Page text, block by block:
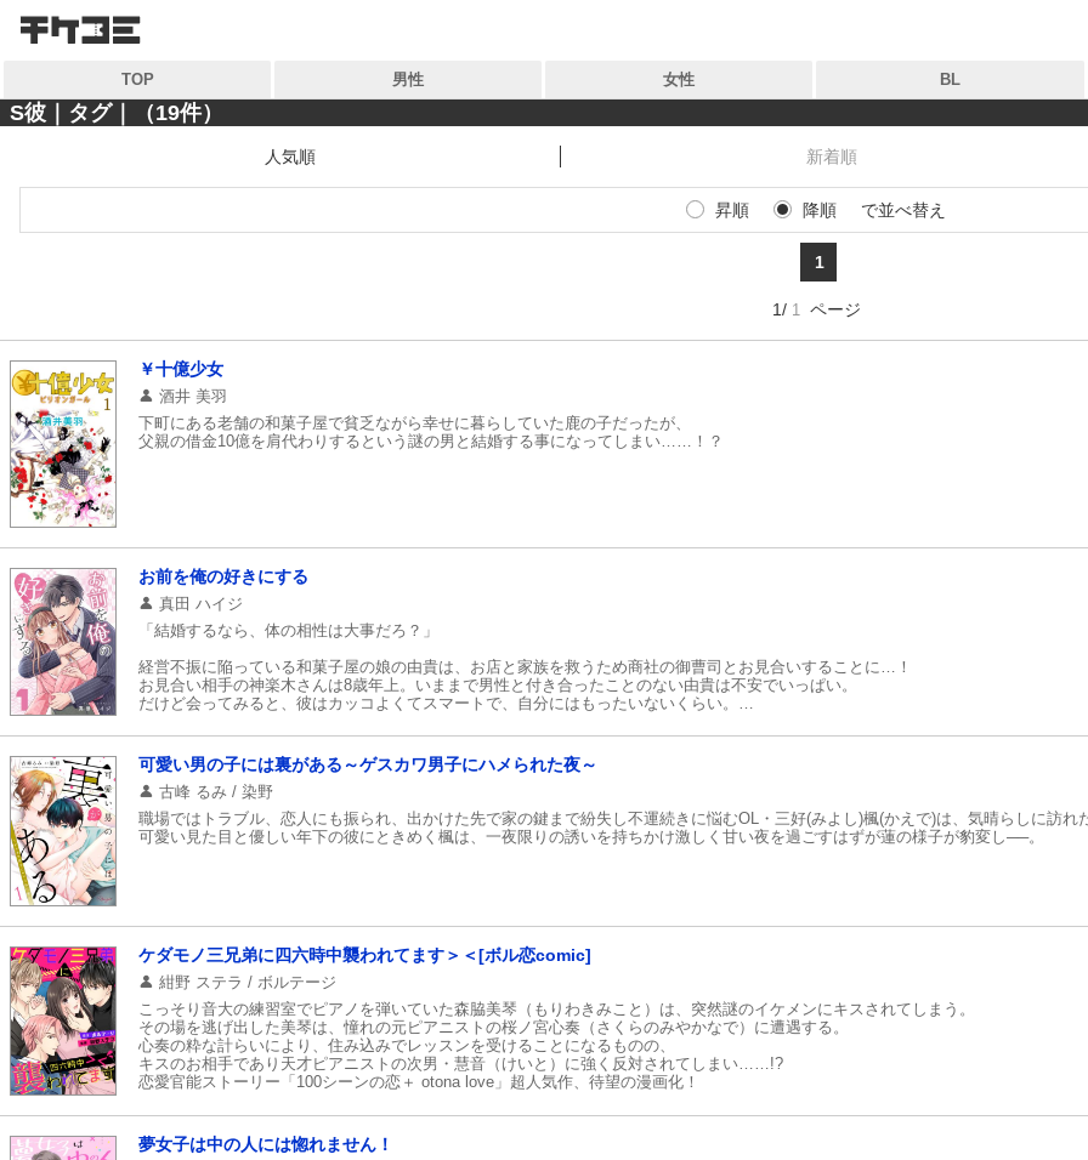
検索
キーワードから探す
ジャンル タグ
コンテンツから探す
ランキング
おすすめ
特集
マイ本棚から探す
最近読んだ作品
TOP 男性 女性 BL
検索
キーワードから探す
ジャンル タグ
マイ本棚から探す
最近読んだ作品
S彼｜タグ｜（19件）
人気順 新着順
昇順 降順 で並べ替え
1
1/ 1 ページ
￥十億少女
酒井 美羽
下町にある老舗の和菓子屋で貧乏ながら幸せに暮らしていた鹿の子だったが、
父親の借金10億を肩代わりするという謎の男と結婚する事になってしまい……！？
お前を俺の好きにする
真田 ハイジ
「結婚するなら、体の相性は大事だろ？」
経営不振に陥っている和菓子屋の娘の由貴は、お店と家族を救うため商社の御曹司とお見合いすることに…！
お見合い相手の神楽木さんは8歳年上。いままで男性と付き合ったことのない由貴は不安でいっぱい。
だけど会ってみると、彼はカッコよくてスマートで、自分にはもったいないくらい。
一方、神楽木さんはお店が経営不振なことを知っていて…！？
ホテルの客室に連れられた由貴は、神楽木さんにキスをされ……
「いっ いきなりなにするんですか！？」
「玉の輿狙ってんだろ？ 気に入られる努力してみたら？」
『S系御曹司』×『頑張り屋なピュア女子』のラブストーリー♪
可愛い男の子には裏がある～ゲスカワ男子にハメられた夜～
古峰 るみ / 染野
職場ではトラブル、恋人にも振られ、出かけた先で家の鍵まで紛失し不運続きに悩むOL・三好(みよし)楓(かえで)は、気晴らしに訪れ
可愛い見た目と優しい年下の彼にときめく楓は、一夜限りの誘いを持ちかけ激しく甘い夜を過ごすはずが蓮の様子が豹変し──。
ケダモノ三兄弟に四六時中襲われてます＞＜[ボル恋comic]
紺野 ステラ / ボルテージ
こっそり音大の練習室でピアノを弾いていた森脇美琴（もりわきみこと）は、突然謎のイケメンにキスされてしまう。
その場を逃げ出した美琴は、憧れの元ピアニストの桜ノ宮心奏（さくらのみやかなで）に遭遇する。
心奏の粋な計らいにより、住み込みでレッスンを受けることになるものの、
キスのお相手であり天才ピアニストの次男・慧音（けいと）に強く反対されてしまい……!?
恋愛官能ストーリー「100シーンの恋＋ otona love」超人気作、待望の漫画化！
夢女子は中の人には惚れません！